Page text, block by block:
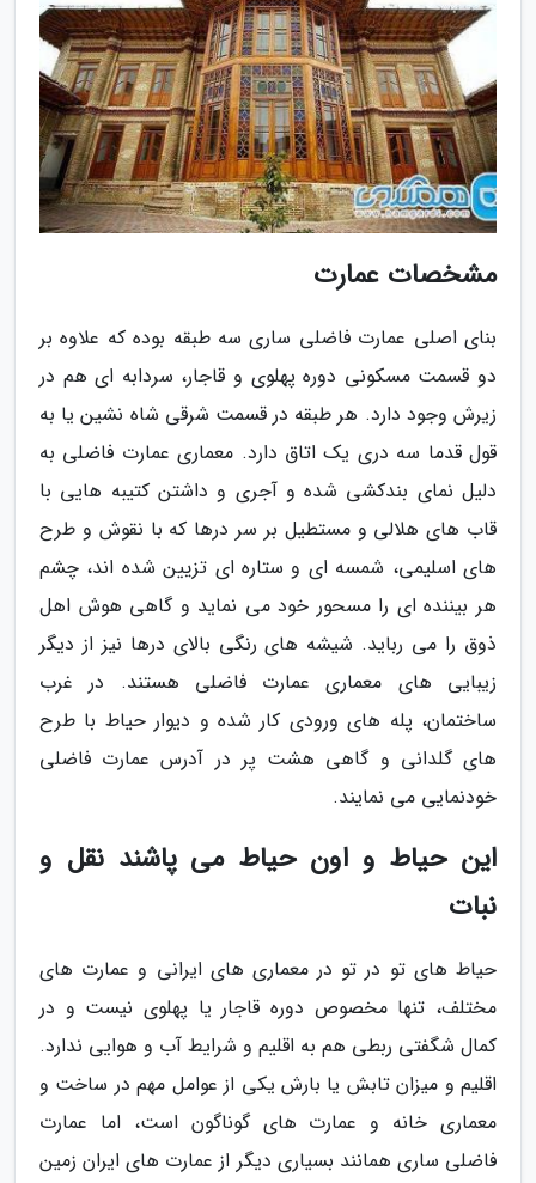
مشخصات عمارت
بنای اصلی عمارت فاضلی ساری سه طبقه بوده که علاوه بر
دو قسمت مسکونی دوره پهلوی و قاجار، سردابه ای هم در
زیرش وجود دارد. هر طبقه در قسمت شرقی شاه نشین یا به
قول قدما سه دری یک اتاق دارد. معماری عمارت فاضلی به
دلیل نمای بندکشی شده و آجری و داشتن کتیبه هایی با
قاب های هلالی و مستطیل بر سر درها که با نقوش و طرح
های اسلیمی، شمسه ای و ستاره ای تزیین شده اند، چشم
هر بیننده ای را مسحور خود می نماید و گاهی هوش اهل
ذوق را می رباید. شیشه های رنگی بالای درها نیز از دیگر
زیبایی های معماری عمارت فاضلی هستند. در غرب
ساختمان، پله های ورودی کار شده و دیوار حیاط با طرح
های گلدانی و گاهی هشت پر در آدرس عمارت فاضلی
خودنمایی می نمایند.
این حیاط و اون حیاط می پاشند نقل و
نبات
حیاط های تو در تو در معماری های ایرانی و عمارت های
مختلف، تنها مخصوص دوره قاجار یا پهلوی نیست و در
کمال شگفتی ربطی هم به اقلیم و شرایط آب و هوایی ندارد.
اقلیم و میزان تابش یا بارش یکی از عوامل مهم در ساخت و
معماری خانه و عمارت های گوناگون است، اما عمارت
فاضلی ساری همانند بسیاری دیگر از عمارت های ایران زمین